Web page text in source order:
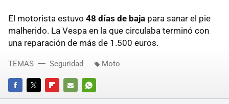
El motorista estuvo 48 días de baja para sanar el pie
malherido. La Vespa en la que circulaba terminó con
una reparación de más de 1.500 euros.
FACEBOOKTWITTERFLIPBOARD
E-
WHATSAPP
TEMAS Seguridad Moto